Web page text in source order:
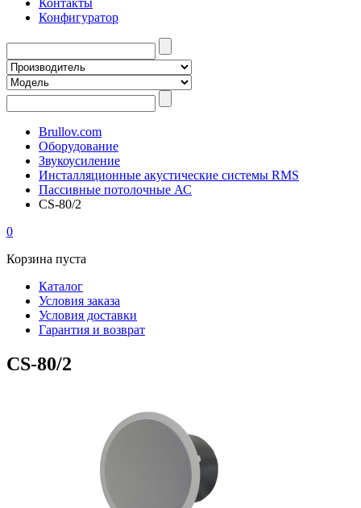
Контакты
Конфигуратор
Brullov.com
Оборудование
Звукоусиление
Инсталляционные акустические системы RMS
Пассивные потолочные АС
CS-80/2
0
Корзина пуста
Каталог
Условия заказа
Условия доставки
Гарантия и возврат
CS-80/2